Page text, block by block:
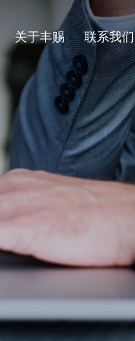
关于丰赐 联系我们